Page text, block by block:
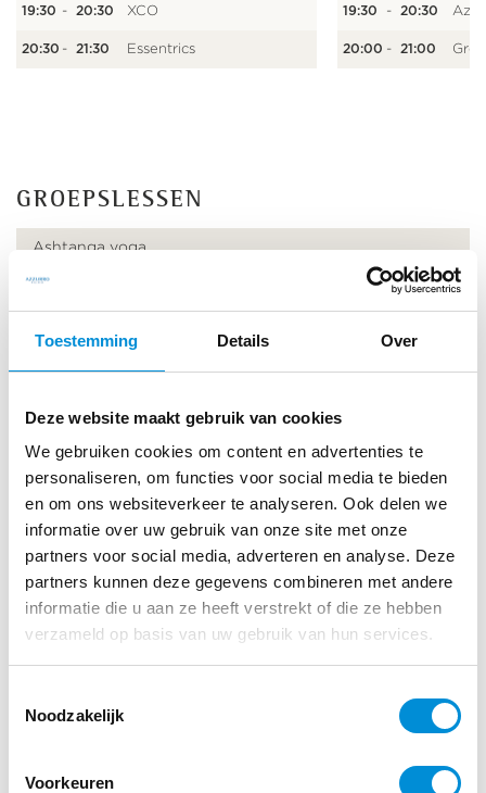
Toestemming Details Over
Deze website maakt gebruik van cookies
We gebruiken cookies om content en advertenties te
personaliseren, om functies voor social media te bieden
en om ons websiteverkeer te analyseren. Ook delen we
informatie over uw gebruik van onze site met onze
partners voor social media, adverteren en analyse. Deze
partners kunnen deze gegevens combineren met andere
informatie die u aan ze heeft verstrekt of die ze hebben
verzameld op basis van uw gebruik van hun services.
Noodzakelijk
Voorkeuren
19:30 - 20:30 XCO
20:30 - 21:30 Essentrics
19:30 - 20:30
20:00 - 21:00
GROEPSLESSEN
Ashtanga yoga
Azzurro Aqua
Golf
Ground Control Pilates
Hatha Yoga
Nordic Walking
Power Yoga
Power Yoga Easy Flow
XCO